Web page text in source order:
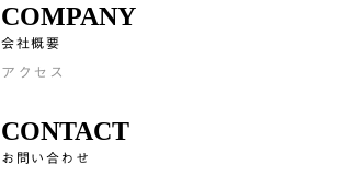
COMPANY
会社概要
アクセス
CONTACT
お問い合わせ